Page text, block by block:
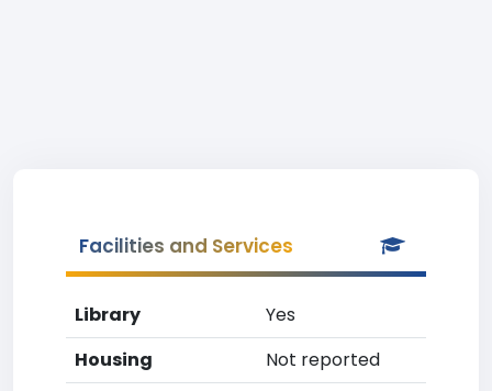
Facilities and Services
Library
Yes
Housing
Not reported